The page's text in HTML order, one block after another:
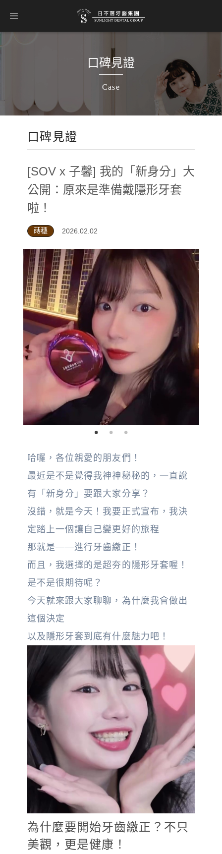
口碑見證
Case
口碑見證
[SOV x 子馨] 我的「新身分」大
公開：原來是準備戴隱形牙套
啦！
蒔穗 2026.02.02
哈囉，各位親愛的朋友們！
最近是不是覺得我神神秘秘的，一直說
有「新身分」要跟大家分享？
沒錯，就是今天！我要正式宣布，我決
定踏上一個讓自己變更好的旅程
那就是——進行牙齒繳正！
而且，我選擇的是超夯的隱形牙套喔！
是不是很期待呢？
今天就來跟大家聊聊，為什麼我會做出
這個決定
以及隱形牙套到底有什麼魅力吧！
為什麼要開始牙齒繳正？不只
美觀，更是健康！